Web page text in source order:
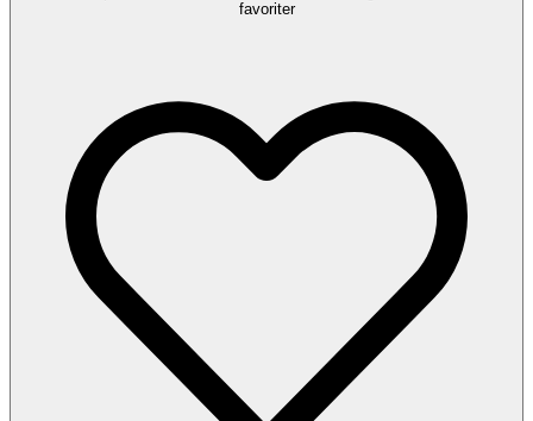
favoriter